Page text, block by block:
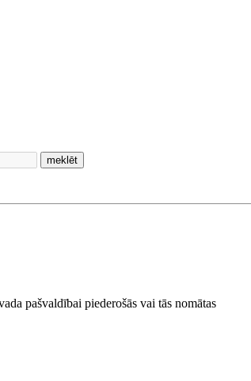
meklēt
pašvaldībai piederošās vai tās nomātas